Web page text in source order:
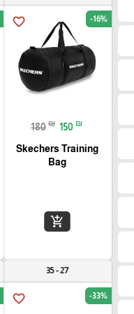
favorite_border -16%
180 ₪ 150 ₪
Skechers Training
Bag
add_shopping_cart
27 - 35
favorite_border -33%